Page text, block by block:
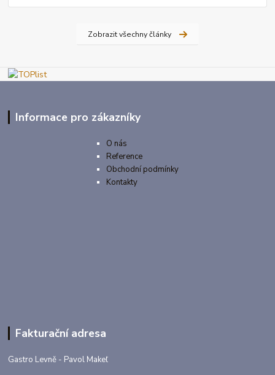
Zobrazit všechny články
Informace pro zákazníky
O nás
Reference
Obchodní podmínky
Kontakty
Fakturační adresa
Gastro Levně - Pavol Makeľ